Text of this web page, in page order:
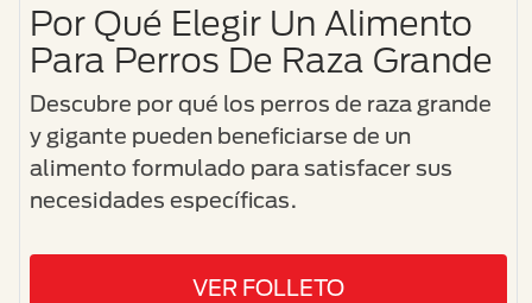
Por Qué Elegir Un Alimento
Para Perros De Raza Grande
Descubre por qué los perros de raza grande
y gigante pueden beneficiarse de un
alimento formulado para satisfacer sus
necesidades específicas.
VER FOLLETO